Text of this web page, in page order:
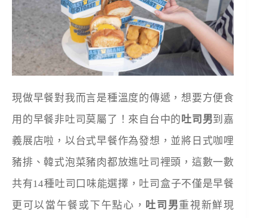
現做早餐對我而言是種溫度的傳遞，想要方便食
用的早餐非吐司莫屬了！來自台中的吐司男到嘉
義展店啦，以台式早餐作為發想，並將日式咖哩
豬排、韓式泡菜豬肉都放進吐司裡頭，這數一數
共有14種吐司口味能選擇，吐司盒子不僅是早餐
更可以當午餐或下午點心， 吐司男重視新鮮現